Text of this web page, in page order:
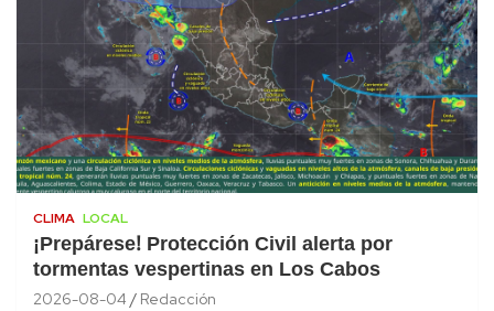
CLIMA LOCAL
¡Prepárese! Protección Civil alerta por
tormentas vespertinas en Los Cabos
2026-08-04 Redacción